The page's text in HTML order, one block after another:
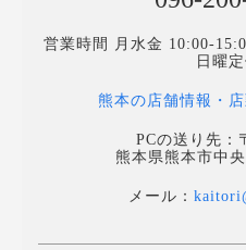
営業時間 月水金 10:00-
日曜
熊本の店舗情報・
PCの送り先：
熊本県熊本市中
メール：